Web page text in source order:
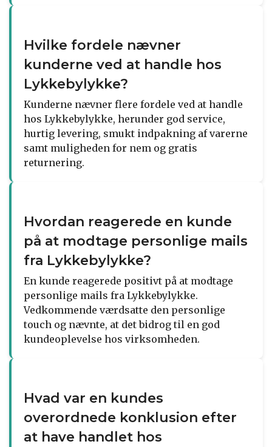
Hvilke fordele nævner
kunderne ved at handle hos
Lykkebylykke?
Kunderne nævner flere fordele ved at handle
hos Lykkebylykke, herunder god service,
hurtig levering, smukt indpakning af varerne
samt muligheden for nem og gratis
returnering.
Hvordan reagerede en kunde
på at modtage personlige mails
fra Lykkebylykke?
En kunde reagerede positivt på at modtage
personlige mails fra Lykkebylykke.
Vedkommende værdsatte den personlige
touch og nævnte, at det bidrog til en god
kundeoplevelse hos virksomheden.
Hvad var en kundes
overordnede konklusion efter
at have handlet hos